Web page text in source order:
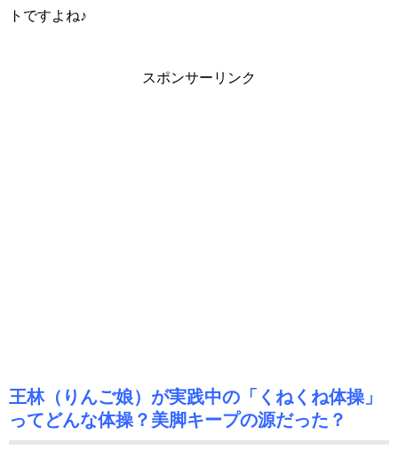
トですよね♪
スポンサーリンク
王林（りんご娘）が実践中の「くねくね体操」
ってどんな体操？美脚キープの源だった？